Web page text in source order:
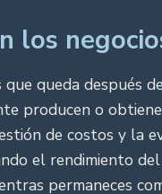
los
queda después
producen o
de costos y la
el rendimiento
permaneces